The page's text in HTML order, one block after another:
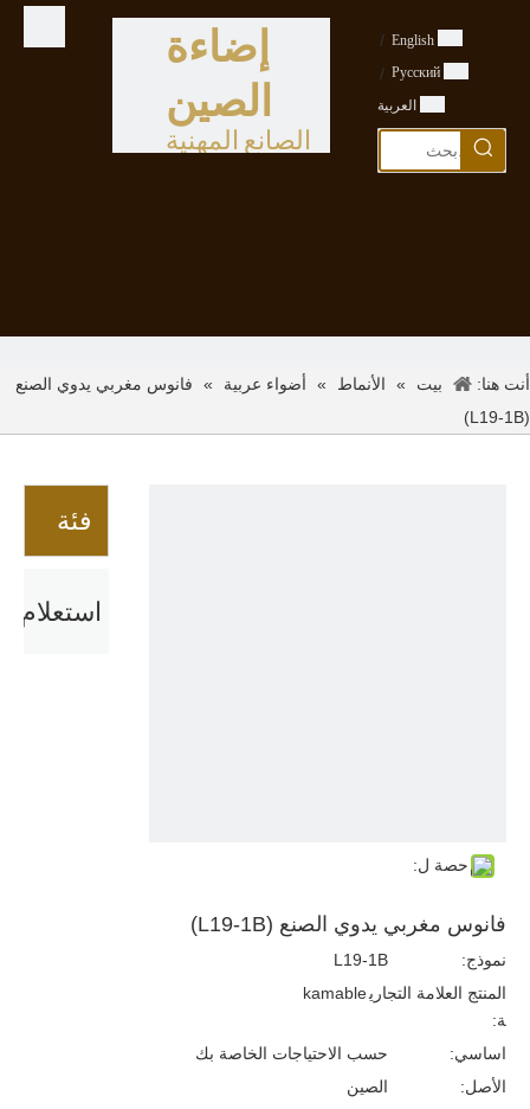
إضاءة
الصين
الصانع المهنية
English
/
Pусский
/
العربية
أنت هنا: بيت » الأنماط » أضواء عربية »
فانوس مغربي يدوي الصنع
(L19-1B)
فئة
استعلام
حصة ل:
فانوس مغربي يدوي الصنع (L19-1B)
نموذج:
L19-1B
المنتج العلامة التجاري
ة:
kamable
اساسي:
حسب الاحتياجات الخاصة بك
الأصل:
الصين